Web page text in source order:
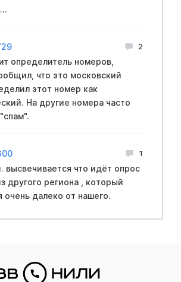
2
определитель номеров,
что это московский
этот номер как
На другие номера часто
1
высвечивается что идёт опрос
очень далеко от нашего.